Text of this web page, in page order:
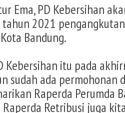
Ema, PD Kebersihan
2021
Bandung.
Kebersihan itu pada
sudah ada permohonan
Raperda Perumda
Raperda Retribusi juga